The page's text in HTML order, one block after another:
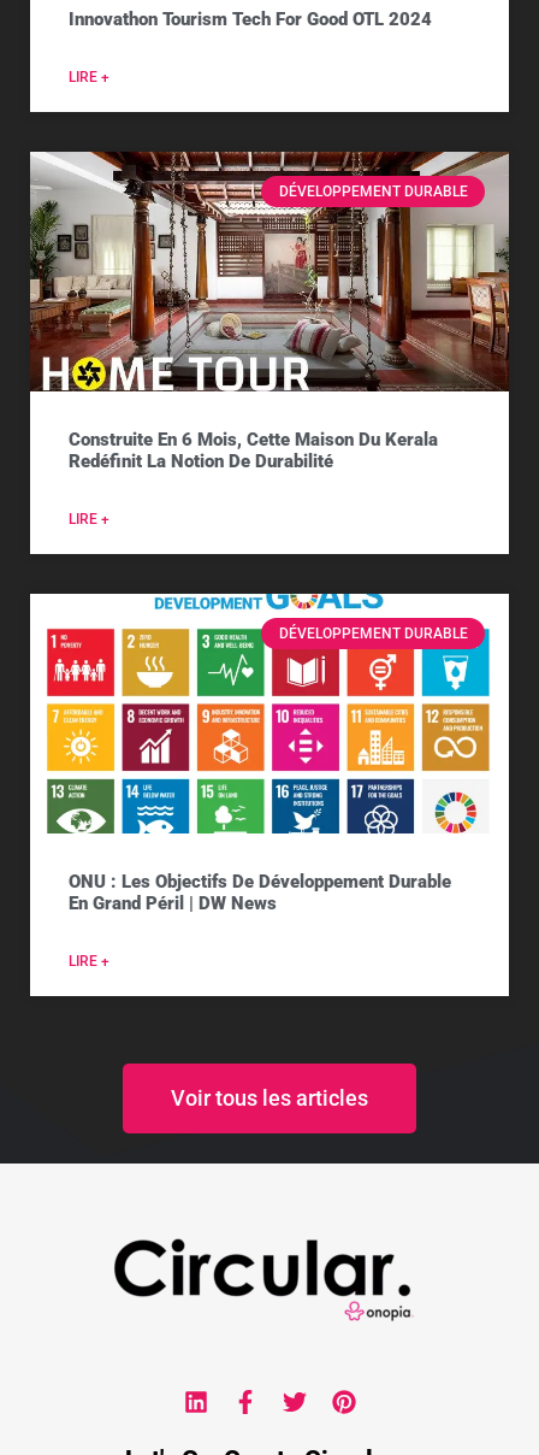
Innovathon Tourism Tech For Good OTL 2024
LIRE +
DÉVELOPPEMENT DURABLE
Construite En 6 Mois, Cette Maison Du Kerala
Redéfinit La Notion De Durabilité
LIRE +
DÉVELOPPEMENT DURABLE
ONU : Les Objectifs De Développement Durable
En Grand Péril | DW News
LIRE +
Voir tous les articles